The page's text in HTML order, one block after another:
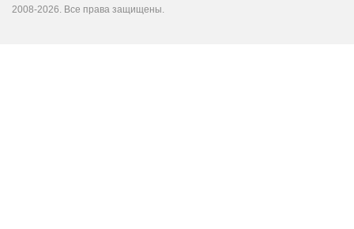
2008-2026. Все права защищены.